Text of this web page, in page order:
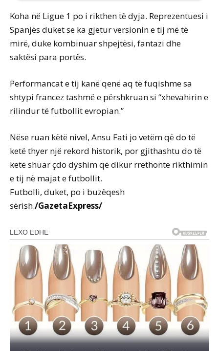
Koha në Ligue 1 po i rikthen të dyja. Reprezentuesi i
Spanjës duket se ka gjetur versionin e tij më të
mirë, duke kombinuar shpejtësi, fantazi dhe
saktësi para portës.
Performancat e tij kanë qenë aq të fuqishme sa
shtypi francez tashmë e përshkruan si “xhevahirin e
rilindur të futbollit evropian.”
Nëse ruan këtë nivel, Ansu Fati jo vetëm që do të
ketë thyer një rekord historik, por gjithashtu do të
ketë shuar çdo dyshim që dikur rrethonte rikthimin
e tij në majat e futbollit.
Futbolli, duket, po i buzëqesh
sërish./GazetaExpress/